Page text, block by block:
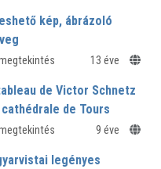
kép, ábrázoló
13 éve
de Victor Schnetz
cathédrale de Tours
9 éve
legényes